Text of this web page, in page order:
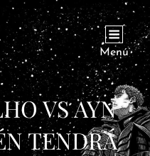
Menú
VS AYN
TENDRÁ